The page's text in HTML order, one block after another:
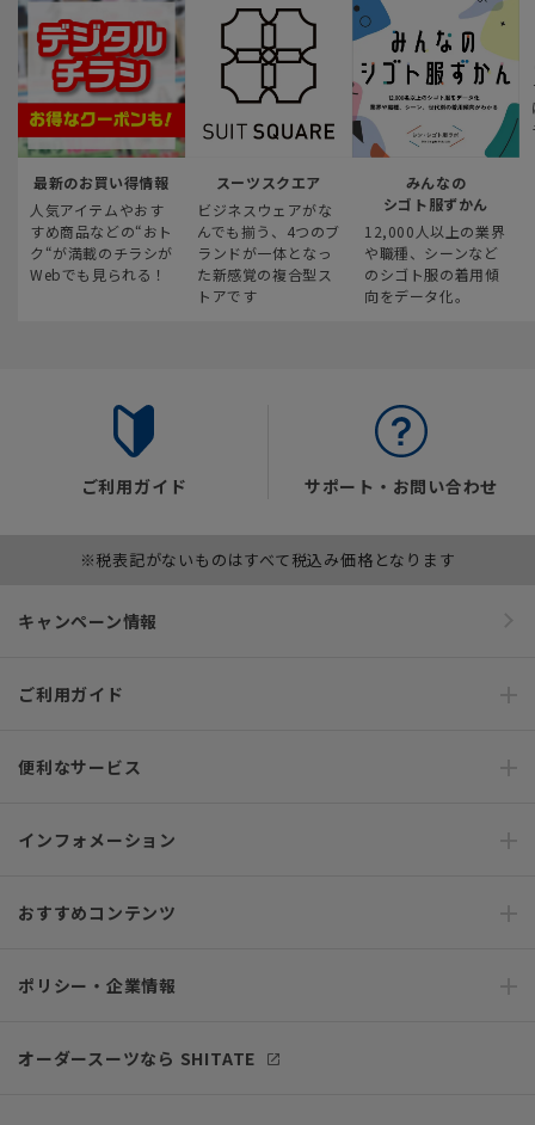
最新のお買い得情報
人気アイテムやおす
すめ商品などの“おト
ク“が満載のチラシが
Webでも見られる！
スーツスクエア
ビジネスウェアがな
んでも揃う、4つのブ
ランドが一体となっ
た新感覚の複合型ス
トアです
みんなの
シゴト服ずかん
12,000人以上の業界
や職種、シーンなど
のシゴト服の着用傾
向をデータ化。
ご利用ガイド サポート・お問い合わせ
※税表記がないものはすべて税込み価格となります
キャンペーン情報
ご利用ガイド
便利なサービス
インフォメーション
おすすめコンテンツ
ポリシー・企業情報
オーダースーツなら SHITATE